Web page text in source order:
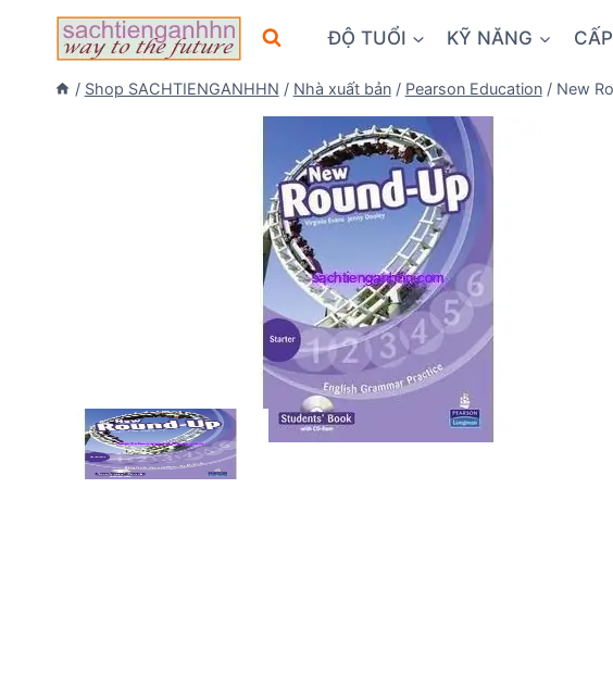
ĐỘ TUỔI KỸ NĂNG
/ Shop SACHTIENGANHHN / Nhà xuất bản / Pearson Education / New